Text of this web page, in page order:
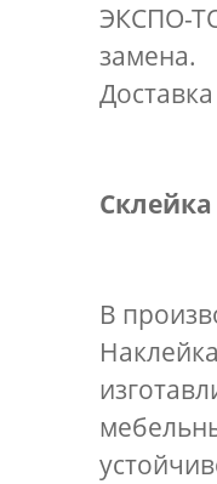
ЭКСПО-
замена.
В